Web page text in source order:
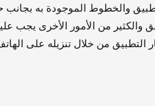
والخطوط الموجودة به
من الأمور الأخرى يجب
التطبيق من خلال تنزيله على